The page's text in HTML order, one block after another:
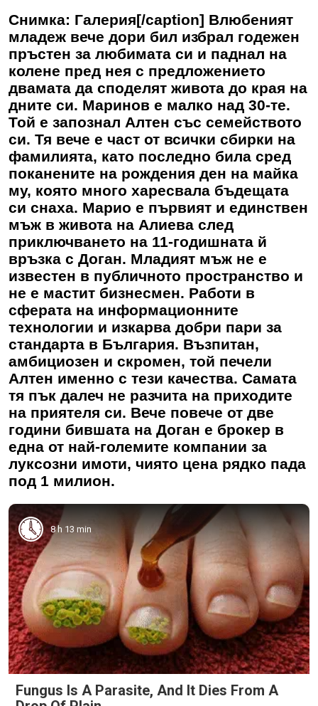
Снимка: Галерия[/caption] Влюбеният
младеж вече дори бил избрал годежен
пръстен за любимата си и паднал на
колене пред нея с предложението
двамата да споделят живота до края на
дните си. Маринов е малко над 30-те.
Той е запознал Алтен със семейството
си. Тя вече е част от всички сбирки на
фамилията, като последно била сред
поканените на рождения ден на майка
му, която много харесвала бъдещата
си снаха. Марио е първият и единствен
мъж в живота на Алиева след
приключването на 11-годишната й
връзка с Доган. Младият мъж не е
известен в публичното пространство и
не е мастит бизнесмен. Работи в
сферата на информационните
технологии и изкарва добри пари за
стандарта в България. Възпитан,
амбициозен и скромен, той печели
Алтен именно с тези качества. Самата
тя пък далеч не разчита на приходите
на приятеля си. Вече повече от две
години бившата на Доган е брокер в
една от най-големите компании за
луксозни имоти, чиято цена рядко пада
под 1 милион.
8 h 13 min
Fungus Is A Parasite, And It Dies From A